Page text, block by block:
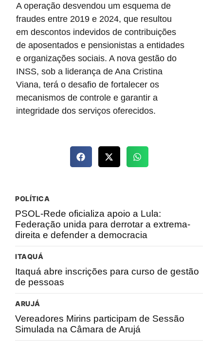
A operação desvendou um esquema de
fraudes entre 2019 e 2024, que resultou
em descontos indevidos de contribuições
de aposentados e pensionistas a entidades
e organizações sociais. A nova gestão do
INSS, sob a liderança de Ana Cristina
Viana, terá o desafio de fortalecer os
mecanismos de controle e garantir a
integridade dos serviços oferecidos.
POLÍTICA
PSOL-Rede oficializa apoio a Lula:
Federação unida para derrotar a extrema-
direita e defender a democracia
ITAQUÁ
Itaquá abre inscrições para curso de gestão
de pessoas
ARUJÁ
Vereadores Mirins participam de Sessão
Simulada na Câmara de Arujá